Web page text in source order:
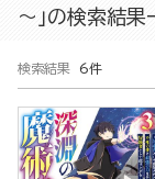
～」の検索結果
検索結果 6件